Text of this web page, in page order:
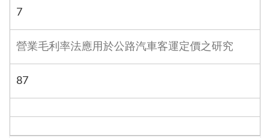
7
營業毛利率法應用於公路汽車客運定價之研究
87